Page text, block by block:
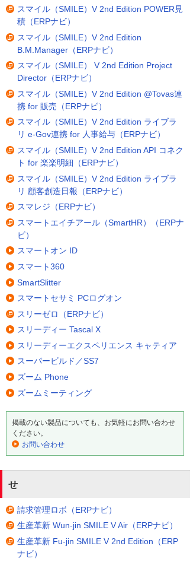
スマイル（SMILE）V 2nd Edition POWER見
積（ERPナビ）
スマイル（SMILE）V 2nd Edition
B.M.Manager（ERPナビ）
スマイル（SMILE） V 2nd Edition Project
Director（ERPナビ）
スマイル（SMILE）V 2nd Edition @Tovas連
携 for 販売（ERPナビ）
スマイル（SMILE）V 2nd Edition ライブラ
リ e-Gov連携 for 人事給与（ERPナビ）
スマイル（SMILE）V 2nd Edition API コネク
ト for 楽楽明細（ERPナビ）
スマイル（SMILE）V 2nd Edition ライブラ
リ 顧客創造日報（ERPナビ）
スマレジ（ERPナビ）
スマートエイチアール（SmartHR）（ERPナ
ビ）
スマートオン ID
スマート360
SmartSlitter
スマートセサミ PCログオン
スリーゼロ（ERPナビ）
スリーディー Tascal X
スリーディーエクスペリエンス キャティア
スーパービルド／SS7
ズーム Phone
ズームミーティング
掲載のない製品についても、お気軽にお問い合わせ
ください。
お問い合わせ
せ
請求管理ロボ（ERPナビ）
生産革新 Wun-jin SMILE V Air（ERPナビ）
生産革新 Fu-jin SMILE V 2nd Edition（ERP
ナビ）